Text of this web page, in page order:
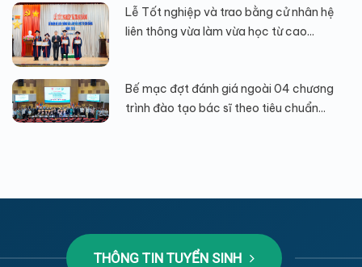
Lễ Tốt nghiệp và trao bằng cử nhân hệ
liên thông vừa làm vừa học từ cao...
Bế mạc đợt đánh giá ngoài 04 chương
trình đào tạo bác sĩ theo tiêu chuẩn...
THÔNG TIN TUYỂN SINH